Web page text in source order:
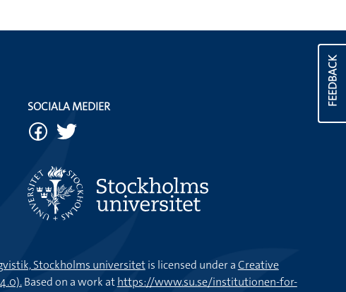
FEEDBACK
SOCIALA MEDIER
Stockholms universitetis licensed under aCreative
Based on a work athttps://www.su.se/institutionen-for-